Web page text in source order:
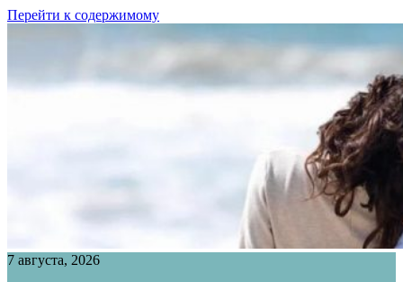
Перейти к содержимому
7 августа, 2026